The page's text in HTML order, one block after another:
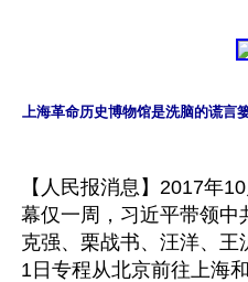
上海革命历史博物馆是洗脑的谎言
【人民报消息】2017年
幕仅一周，习近平带领中
克强、栗战书、汪洋、
1日专程从北京前往上海